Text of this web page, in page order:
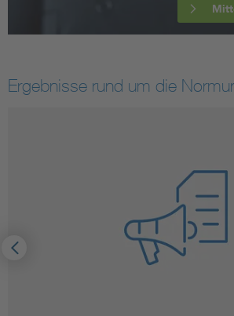
Ergebnisse rund um die